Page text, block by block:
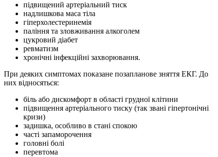
підвищений артеріальний тиск
надлишкова маса тіла
гіперхолестеринемія
паління та зловживання алкоголем
цукровий діабет
ревматизм
хронічні інфекційні захворювання.
При деяких симптомах показане позапланове зняття ЕКГ. До
них відносяться:
біль або дискомфорт в області грудної клітини
підвищення артеріального тиску (так звані гіпертонічні
кризи)
задишка, особливо в стані спокою
часті запаморочення
головні болі
перевтома